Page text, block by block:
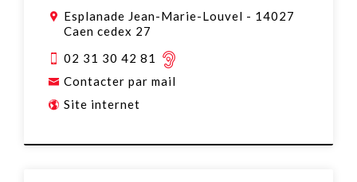
Esplanade Jean-Marie-Louvel - 14027
Caen cedex 27
02 31 30 42 81
Contacter par mail
Site internet